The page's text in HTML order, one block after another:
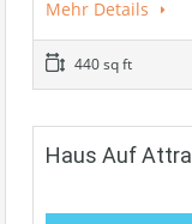
Mehr Details
440 sq ft
Haus Auf